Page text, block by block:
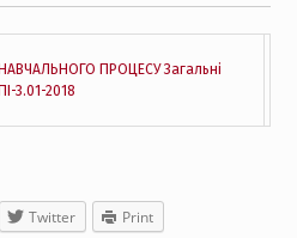
ПРОЦЕСУ Загальні
3.01-2018
Twitter Print